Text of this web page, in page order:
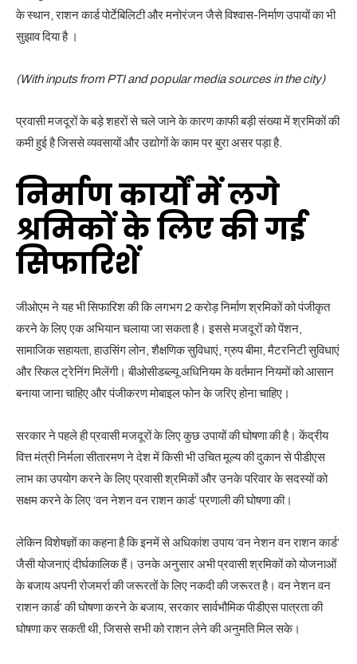
के स्थान, राशन कार्ड पोर्टेबिलिटी और मनोरंजन जैसे विश्वास-निर्माण उपायों का भी
सुझाव दिया है ।
(With inputs from PTI and popular media sources in the city)
प्रवासी मजदूरों के बड़े शहरों से चले जाने के कारण काफी बड़ी संख्या में श्रमिकों की
कमी हुई है जिससे व्यवसायों और उद्योगों के काम पर बुरा असर पड़ा है.
निर्माण कार्यों में लगे
श्रमिकों के लिए की गई
सिफारिशें
जीओएम ने यह भी सिफारिश की कि लगभग 2 करोड़ निर्माण श्रमिकों को पंजीकृत
करने के लिए एक अभियान चलाया जा सकता है। इससे मजदूरों को पेंशन,
सामाजिक सहायता, हाउसिंग लोन, शैक्षणिक सुविधाएं, ग्रुप बीमा, मैटरनिटी सुविधाएं
और स्किल ट्रेनिंग मिलेंगी। बीओसीडब्ल्यू अधिनियम के वर्तमान नियमों को आसान
बनाया जाना चाहिए और पंजीकरण मोबाइल फोन के जरिए होना चाहिए।
सरकार ने पहले ही प्रवासी मजदूरों के लिए कुछ उपायों की घोषणा की है। केंद्रीय
वित्त मंत्री निर्मला सीतारमण ने देश में किसी भी उचित मूल्य की दुकान से पीडीएस
लाभ का उपयोग करने के लिए प्रवासी श्रमिकों और उनके परिवार के सदस्यों को
सक्षम करने के लिए ‘वन नेशन वन राशन कार्ड’ प्रणाली की घोषणा की।
लेकिन विशेषज्ञों का कहना है कि इनमें से अधिकांश उपाय ‘वन नेशन वन राशन कार्ड’
जैसी योजनाएं दीर्घकालिक हैं। उनके अनुसार अभी प्रवासी श्रमिकों को योजनाओं
के बजाय अपनी रोजमर्रा की जरूरतों के लिए नकदी की जरूरत है। वन नेशन वन
राशन कार्ड’ की घोषणा करने के बजाय, सरकार सार्वभौमिक पीडीएस पात्रता की
घोषणा कर सकती थी, जिससे सभी को राशन लेने की अनुमति मिल सके।